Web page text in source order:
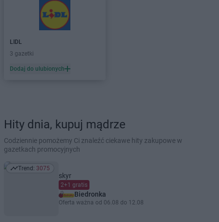
LIDL
3 gazetki
Dodaj do ulubionych
Hity dnia, kupuj mądrze
Codziennie pomożemy Ci znaleźć ciekawe hity zakupowe w
gazetkach promocyjnych
Trend: 3075
Trend: 3075
skyr
2+1 gratis
Biedronka
Oferta ważna od 06.08 do 12.08